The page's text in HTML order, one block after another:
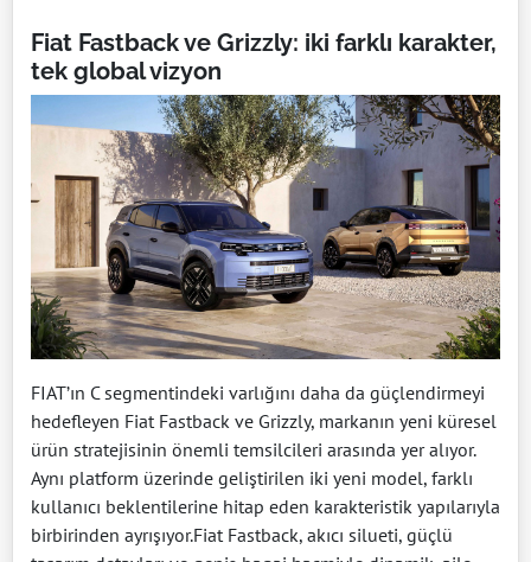
Fiat Fastback ve Grizzly: iki farklı karakter,
tek global vizyon
FIAT’ın C segmentindeki varlığını daha da güçlendirmeyi
hedefleyen Fiat Fastback ve Grizzly, markanın yeni küresel
ürün stratejisinin önemli temsilcileri arasında yer alıyor.
Aynı platform üzerinde geliştirilen iki yeni model, farklı
kullanıcı beklentilerine hitap eden karakteristik yapılarıyla
birbirinden ayrışıyor.Fiat Fastback, akıcı silueti, güçlü